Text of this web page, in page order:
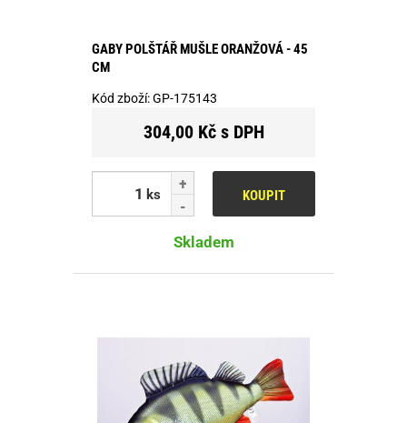
GABY POLŠTÁŘ MUŠLE ORANŽOVÁ - 45
CM
Kód zboží:GP-175143
304,00 Kč s DPH
ks KOUPIT
Skladem